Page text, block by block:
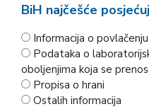
BiH najčešće
Informacija o
Podataka o
oboljenjima koja se
Propisa o hrani
Ostalih informacija